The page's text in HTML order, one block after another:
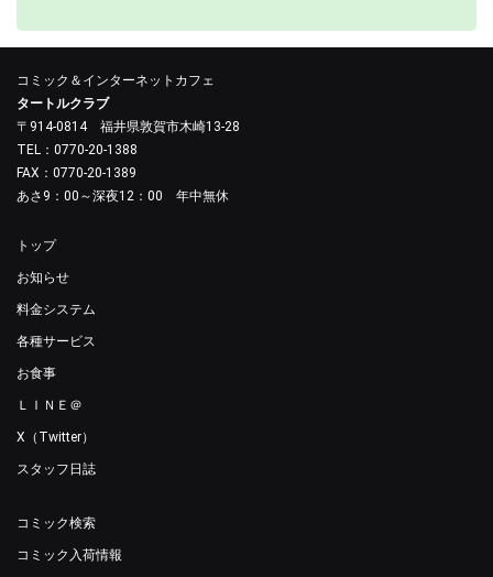
コミック＆インターネットカフェ
タートルクラブ
〒914-0814 福井県敦賀市木崎13-28
TEL：0770-20-1388
FAX：0770-20-1389
あさ9：00～深夜12：00 年中無休
トップ
お知らせ
料金システム
各種サービス
お食事
ＬＩＮＥ＠
X（Twitter）
スタッフ日誌
コミック検索
コミック入荷情報